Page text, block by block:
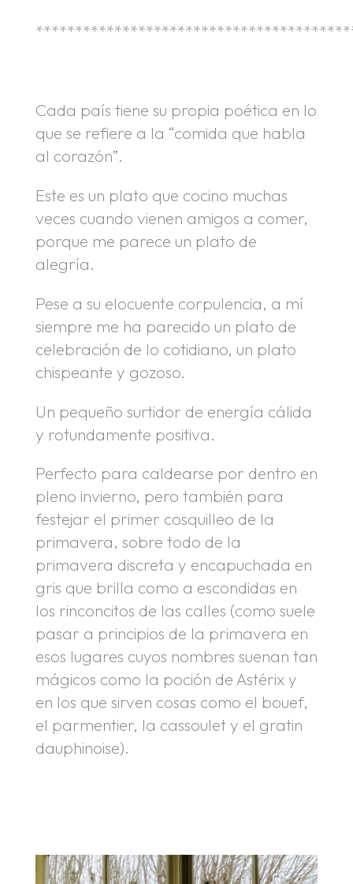
Cada país tiene su propia poética en lo
que se refiere a la “comida que habla
al corazón”.
Este es un plato que cocino muchas
veces cuando vienen amigos a comer,
porque me parece un plato de
alegría.
Pese a su elocuente corpulencia, a mí
siempre me ha parecido un plato de
celebración de lo cotidiano, un plato
chispeante y gozoso.
Un pequeño surtidor de energía cálida
y rotundamente positiva.
Perfecto para caldearse por dentro en
pleno invierno, pero también para
festejar el primer cosquilleo de la
primavera, sobre todo de la
primavera discreta y encapuchada en
gris que brilla como a escondidas en
los rinconcitos de las calles (como suele
pasar a principios de la primavera en
esos lugares cuyos nombres suenan tan
mágicos como la poción de Astérix y
en los que sirven cosas como el bouef,
el parmentier, la cassoulet y el gratin
dauphinoise).